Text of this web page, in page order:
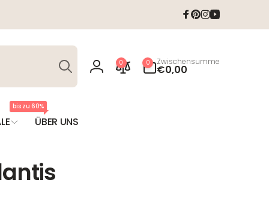
Facebook
Pinterest
Instagram
YouTube
Suchen
Einloggen
0 0
Artikel
Zwischensumme
€0,00
bis zu 60%
ÜBER UNS